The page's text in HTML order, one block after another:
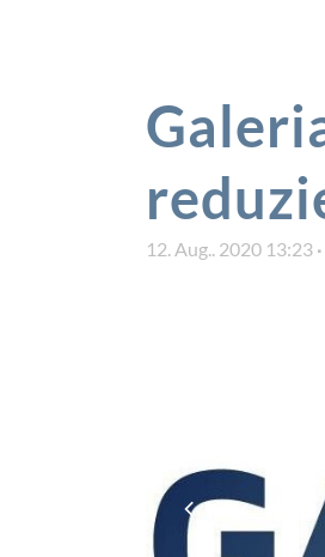
12. Aug.. 2020 13:23